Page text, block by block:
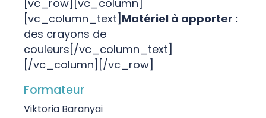
[vc_row][vc_column]
[vc_column_text] Matériel à apporter :
des crayons de
couleurs[/vc_column_text]
[/vc_column][/vc_row]
Formateur
Viktoria Baranyai